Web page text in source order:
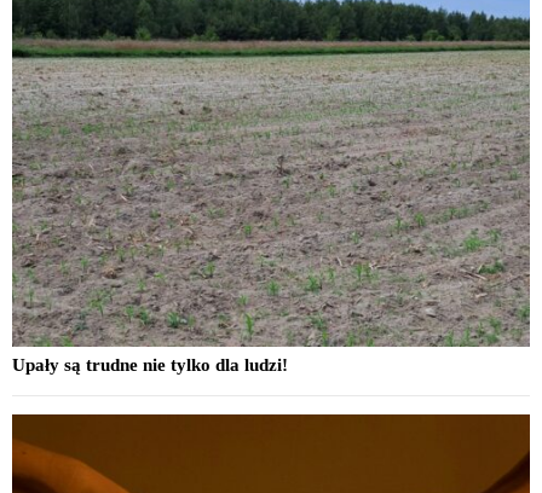
Upały są trudne nie tylko dla ludzi!